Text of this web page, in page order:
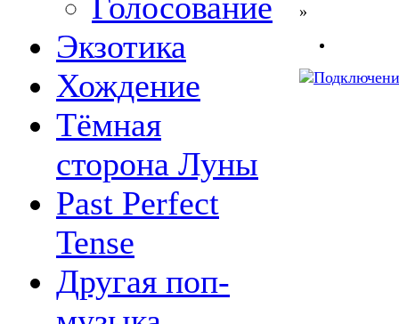
Экзотика
Хождение
Тёмная
сторона Луны
Past Perfect
Tense
Другая поп-
»